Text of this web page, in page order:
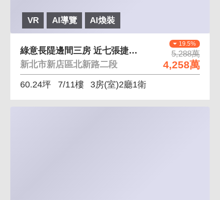
VR AI導覽 AI煥裝
19.5%
5,288萬
4,258萬
綠意長隄邊間三房 近七張捷運景觀市場北新國小學區
新北市新店區北新路二段
60.24坪 7/11樓 3房(室)2廳1衛